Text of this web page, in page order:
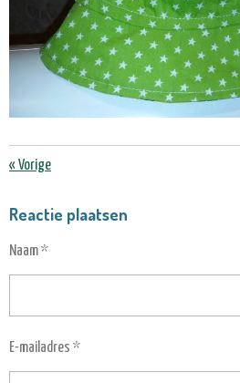
«Vorige
Reactie plaatsen
Naam *
E-mailadres *